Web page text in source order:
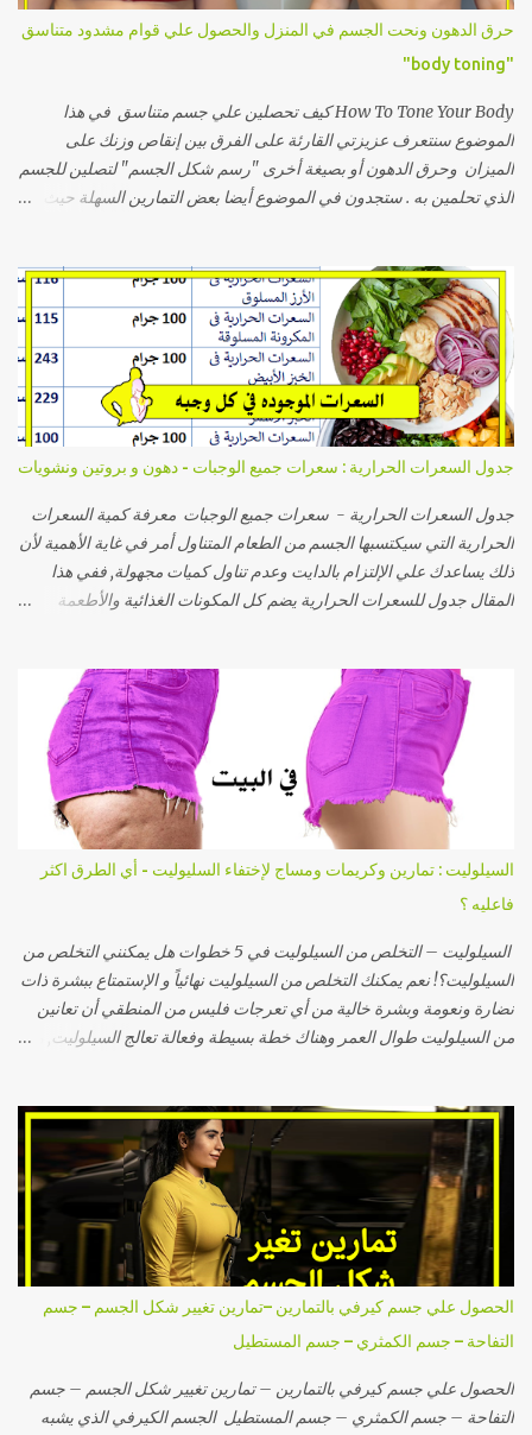
تكبيرها بالتمارين وتسمية العضلة النائمة تسمية خاطئة. فموضع الخفسه
يظهر كيرفي وممتليء نتيجة لألتقاء عضلات الفخذ الجانبية مع عضلات
المؤخرة ويبدو مجوفاً وفارغاً نتيجة لأحد السببين التاليين: أولاً زيادة الوزن...
حرق الدهون ونحت الجسم في المنزل والحصول علي قوام مشدود متناسق
How To Tone Your Body كيف تحصلين علي جسم متناسق في هذا
الموضوع سنتعرف عزيزتي القارئة على الفرق بين إنقاص وزنك على
الميزان وحرق الدهون أو بصيغة أخرى "رسم شكل الجسم" لتصلين للجسم
الذي تحلمين به . ستجدون في الموضوع أيضا بعض التمارين السهلة حيث أنها
عزيزتي القارئة تحقيق ذلك بسهولة اذا اتبعتي نظام غذائي مناسب لجسمك و
سأخبرك كيفية معرفة النظام الغذائي المناسب . لكن يجب التنويه الى أن
اتباع نظام غذائي فقط لن يعطي نتائج مرضية لو كان هدفك الأساسي هو
الحصول على جسم مشدود لان الاعتماد على هذه الوسيلة وحدها ستنقص
وزنك لكنه سيبقى بنفس الشكل فعلى سبيل المثال،لو كنت تعانين من
تراكم الدهون في منطقة معينة مثل البطن او الأرداف ستجدين أن الفرق
الوحيد بعد اتباع النظام الغذائي هو صغر حجم الدهون في هذه المناطق مع
بقاء جسمك بنفس الشكل ,بل و ستجدين ترهلات في الجلد. أما لو كان هدفك
الجسم المشدود عزيزتي المشاهدة ففي هذه الحالة فيجب عليك عمل
تنشيف للجسم ...
جدول السعرات الحرارية : سعرات جميع الوجبات - دهون و بروتين ونشويات
جدول السعرات الحرارية - سعرات جميع الوجبات معرفة كمية السعرات
الحرارية التي سيكتسبها الجسم من الطعام المتناول أمر في غاية الأهمية لأن
ذلك يساعدك علي الإلتزام بالدايت وعدم تناول كميات مجهولة, ففي هذا
المقال جدول للسعرات الحرارية يضم كل المكونات الغذائية والأطعمة
اليوم دون الزيادة أو النقصان بمعرفة كمية السعرات الحرارية في كل غذاء
قبل تناوله. اولا حساب السعرات الحرارية التي تناسب الجسم . قم بكتابة
وزنك وطولك وسنك ونشاطك اليومي وقم بالضغط علي زر احسب وسيظهر
لك عدد السعرات التي يحتاجه جسمك افتح حاسبة سعرات الجسم بالضغط
هنا ثم معرفة نسبة البروتين والكاربوهيدرات والدهنيات المفيدة التي يحتاجها
جسمك ((وهنا لينك حساب إحتياج الجسم اليومي من البروتين والكارب
والدهون)). واليكم السعرات الحراريه الموجوده داخل الوجبه وهذا الجدول
سيسهل عليكم كيفية معرفة السعرات الموجوده بكل وجبه تأكلوها - جدول
السعرات الحراريه مقسم الي عدة اقسام حتي ...
السيلوليت : تمارين وكريمات ومساج لإختفاء السليوليت - أي الطرق اكثر
فاعليه ؟
السيلوليت – التخلص من السيلوليت في 5 خطوات هل يمكنني التخلص من
السيلوليت؟! نعم يمكنك التخلص من السيلوليت نهائياً و الإستمتاع ببشرة ذات
نضارة ونعومة وبشرة خالية من أي تعرجات فليس من المنطقي أن تعانين
من السيلوليت طوال العمر وهناك خطة بسيطة وفعالة تعالج السيلوليت, وأنا
التي سأذكرها لكِ في هذه المقالة والتي بإتباعك لها وبالإستمرار عليها سوف
تجدين بشرتك خالية من السيلوليت وأصبحت أكثر جاذبية وجمالاً... 5
معلومات خاطئة عن السيلوليت رغبت في وضع هذا الجزء في بداية المقال
نظراً لأهميته فسوف أذكر لكِ أشهر المفاهيم الخاطئة عن التخلص من
السيلوليت والتي يصدقها الكثير من الفتيات للأسف, و تصديق مثل هذه
المعتقدات يزيد الأمر تعقيداً ويسبب الإحباط ويجعلك تشعرين أن السيلوليت
مشكلة كبيرة مزمنة, لذلك دعيني أذكر لك تلك المفاهيم الخاطئة سريعاً: أولاً
إعتقاد أن السيلوليت يظهر لدى البُدناء: هذه المعلومة خاطئة تماماً وليس لها
أي علاقة بالواقع فيوجد نسبة لا بأس بها من الف...
الحصول علي جسم كيرفي بالتمارين –تمارين تغيير شكل الجسم – جسم
التفاحة – جسم الكمثري – جسم المستطيل
الحصول علي جسم كيرفي بالتمارين – تمارين تغيير شكل الجسم – جسم
التفاحة – جسم الكمثري – جسم المستطيل الجسم الكيرفي الذي يشبه